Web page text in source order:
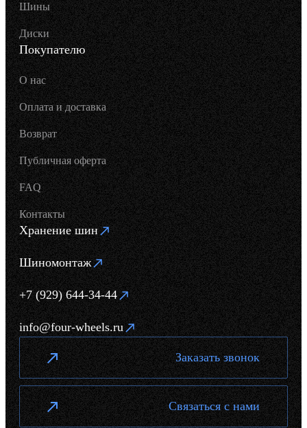
Шины
Диски
Покупателю
О нас
Оплата и доставка
Возврат
Публичная оферта
FAQ
Контакты
Хранение шин
Шиномонтаж
+7 (929) 644-34-44
info@four-wheels.ru
Заказать звонок
Связаться с нами